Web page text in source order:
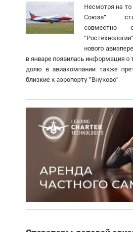
Несмотря на то
Союза"
совместно
нового
в январе появилась информация о
долю в авиакомпании также
близкие к аэропорту "Внуково"